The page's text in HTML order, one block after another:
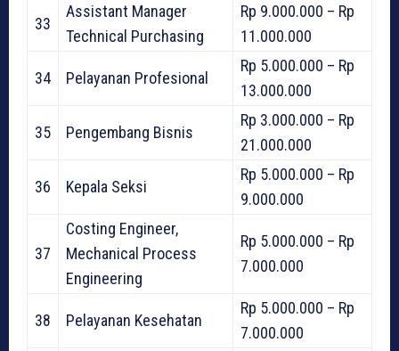
33
Assistant Manager
Technical Purchasing
Rp 9.000.000 – Rp
11.000.000
34 Pelayanan Profesional
Rp 5.000.000 – Rp
13.000.000
35 Pengembang Bisnis
Rp 3.000.000 – Rp
21.000.000
36 Kepala Seksi
Rp 5.000.000 – Rp
9.000.000
37
Costing Engineer,
Mechanical Process
Engineering
Rp 5.000.000 – Rp
7.000.000
38 Pelayanan Kesehatan
Rp 5.000.000 – Rp
7.000.000